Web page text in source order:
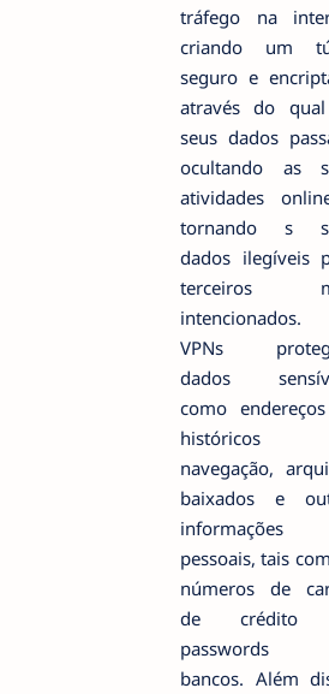
tráfego na
criando um
seguro e
através do
seus dados
ocultando as
atividades
tornando s
dados ilegíveis
terceiros
VPNs
dados
como
históricos
navegação,
baixados e
informações
pessoais, tais
números de
de crédito
passwords
bancos. Além